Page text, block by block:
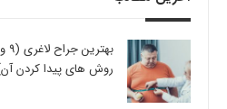
روش های پیدا کردن